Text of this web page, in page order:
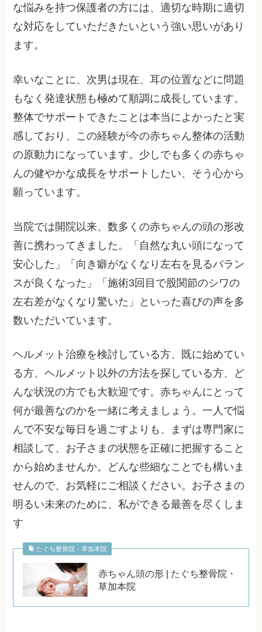
な悩みを持つ保護者の方には、適切な時期に適切
な対応をしていただきたいという強い思いがあり
ます。
幸いなことに、次男は現在、耳の位置などに問題
もなく発達状態も極めて順調に成長しています。
整体でサポートできたことは本当によかったと実
感しており、この経験が今の赤ちゃん整体の活動
の原動力になっています。少しでも多くの赤ちゃ
んの健やかな成長をサポートしたい、そう心から
願っています。
当院では開院以来、数多くの赤ちゃんの頭の形改
善に携わってきました。「自然な丸い頭になって
安心した」「向き癖がなくなり左右を見るバラン
スが良くなった」「施術3回目で股関節のシワの
左右差がなくなり驚いた」といった喜びの声を多
数いただいています。
ヘルメット治療を検討している方、既に始めてい
る方、ヘルメット以外の方法を探している方、ど
んな状況の方でも大歓迎です。赤ちゃんにとって
何が最善なのかを一緒に考えましょう。一人で悩
んで不安な毎日を過ごすよりも、まずは専門家に
相談して、お子さまの状態を正確に把握すること
から始めませんか。どんな些細なことでも構いま
せんので、お気軽にご相談ください。お子さまの
明るい未来のために、私ができる最善を尽くしま
す
たぐち整骨院・草加本院
赤ちゃん頭の形 | たぐち整骨院・
草加本院